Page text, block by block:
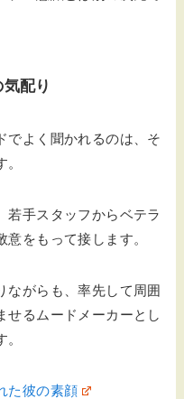
配り
でよく聞かれるのは、そ
若手スタッフからベテラ
をもって接します。
ながらも、率先して周囲
せるムードメーカーとし
た彼の素顔